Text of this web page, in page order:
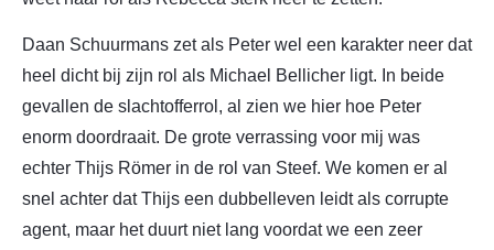
Daan Schuurmans zet als Peter wel een karakter neer dat
heel dicht bij zijn rol als Michael Bellicher ligt. In beide
gevallen de slachtofferrol, al zien we hier hoe Peter
enorm doordraait. De grote verrassing voor mij was
echter Thijs Römer in de rol van Steef. We komen er al
snel achter dat Thijs een dubbelleven leidt als corrupte
agent, maar het duurt niet lang voordat we een zeer